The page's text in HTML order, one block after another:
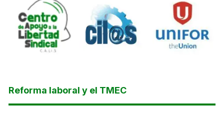
Reforma laboral y el TMEC